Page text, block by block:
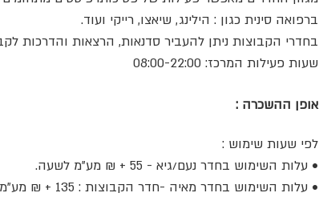
ברפואה סינית כגון : הילינג, שיאצו, רייקי ועוד.
בחדרי הקבוצות ניתן להעביר סדנאות, הרצאות והדרכות
שעות פעילות המרכז: 08:00-22:00
אופן ההשכרה :
לפי שעות שימוש :
• עלות השימוש בחדר נעם/גיא - 55 + ₪ מע"מ לשעה.
• עלות השימוש בחדר מאיה -חדר הקבוצות : 135 + ₪ מע"מ לשעה.